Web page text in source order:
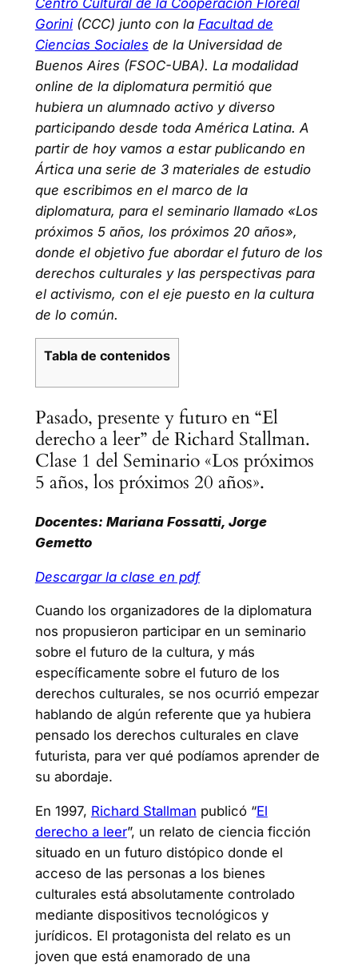
Gorini(CCC) junto con la Facultad de
Ciencias Socialesde la Universidad de
Buenos Aires (FSOC-UBA). La modalidad
online de la diplomatura permitió que
hubiera un alumnado activo y diverso
participando desde toda América Latina. A
partir de hoy vamos a estar publicando en
Ártica una serie de 3 materiales de estudio
que escribimos en el marco de la
diplomatura, para el seminario llamado «Los
próximos 5 años, los próximos 20 años»,
donde el objetivo fue abordar el futuro de los
derechos culturales y las perspectivas para
el activismo, con el eje puesto en la cultura
de lo común.
Tabla de contenidos
Pasado, presente y futuro en “El
derecho a leer” de Richard Stallman.
Clase 1 del Seminario «Los próximos
5 años, los próximos 20 años».
Docentes: Mariana Fossatti, Jorge
Gemetto
Descargar la clase en pdf
Cuando los organizadores de la diplomatura
nos propusieron participar en un seminario
sobre el futuro de la cultura, y más
específicamente sobre el futuro de los
derechos culturales, se nos ocurrió empezar
hablando de algún referente que ya hubiera
pensado los derechos culturales en clave
futurista, para ver qué podíamos aprender de
su abordaje.
En 1997, Richard Stallman publicó “El
derecho a leer”, un relato de ciencia ficción
situado en un futuro distópico donde el
acceso de las personas a los bienes
culturales está absolutamente controlado
mediante dispositivos tecnológicos y
jurídicos. El protagonista del relato es un
joven que está enamorado de una